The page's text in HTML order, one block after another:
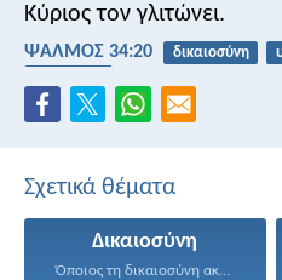
Κύριος τον γλιτώνει.
ΨΑΛΜΌΣ 34:20 δικαιοσύνη
Σχετικά θέματα
Δικαιοσύνη
Όποιος τη δικαιοσύνη ακολουθεί...